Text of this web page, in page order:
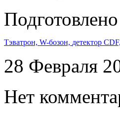
Тэватрон, W-бозон, детектор CDF,
28 Февраля
Нет